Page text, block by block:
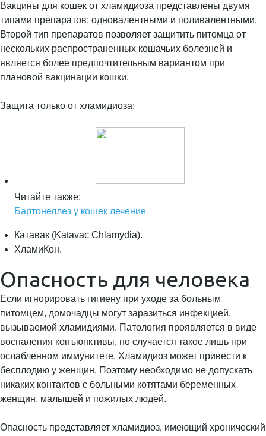
Вакцины для кошек от хламидиоза представлены двумя
типами препаратов: одновалентными и поливалентными.
Второй тип препаратов позволяет защитить питомца от
нескольких распространенных кошачьих болезней и
является более предпочтительным вариантом при
плановой вакцинации кошки.
Защита только от хламидиоза:
Читайте также:
Бартонеллез у кошек лечение
Катавак (Katavac Chlamydia).
ХламиКон.
Опасность для человека
Если игнорировать гигиену при уходе за больным
питомцем, домочадцы могут заразиться инфекцией,
вызываемой хламидиями. Патология проявляется в виде
воспаления конъюнктивы, но случается такое лишь при
ослабленном иммунитете. Хламидиоз может привести к
бесплодию у женщин. Поэтому необходимо не допускать
никаких контактов с больными котятами беременных
женщин, малышей и пожилых людей.
Опасность представляет хламидиоз, имеющий хронический